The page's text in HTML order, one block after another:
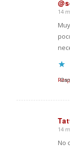
14
14
No